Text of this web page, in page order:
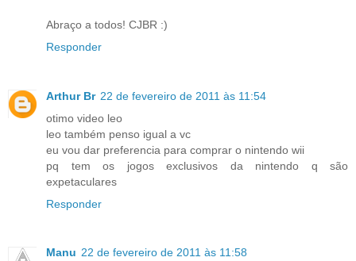
Abraço a todos! CJBR :)
Responder
Arthur Br 22 de fevereiro de 2011 às 11:54
otimo video leo
leo também penso igual a vc
eu vou dar preferencia para comprar o nintendo wii
pq tem os jogos exclusivos da nintendo q são
expetaculares
Responder
Manu 22 de fevereiro de 2011 às 11:58